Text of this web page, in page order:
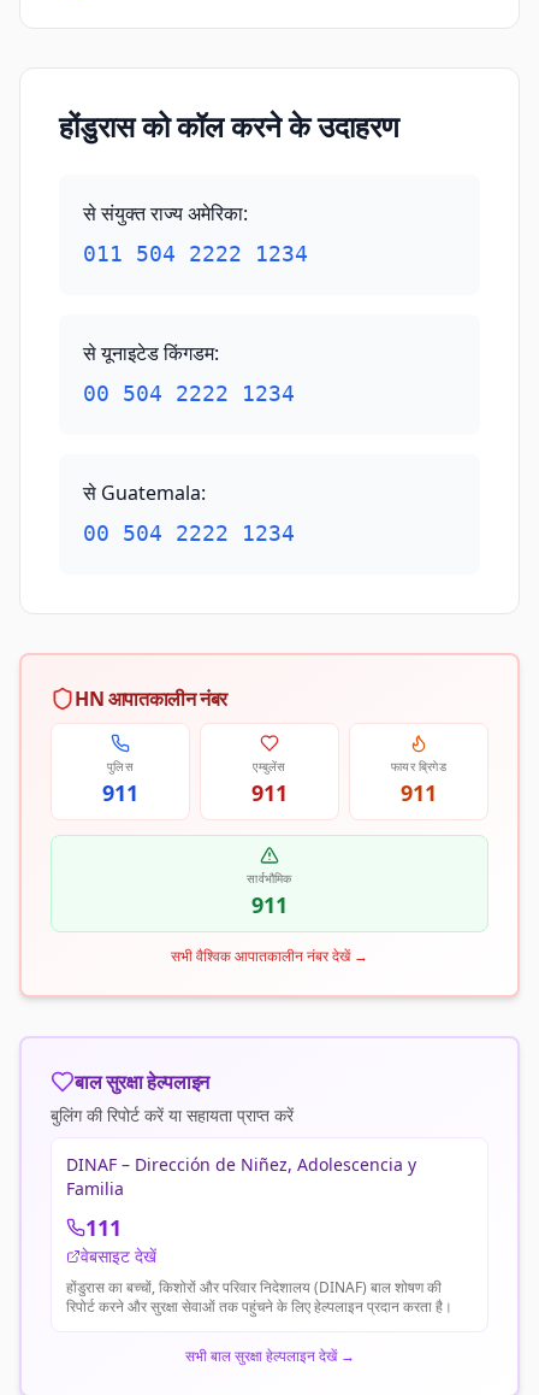
होंडुरास को कॉल करने के उदाहरण
से संयुक्त राज्य अमेरिका:
011 504 2222 1234
से यूनाइटेड किंगडम:
00 504 2222 1234
से Guatemala:
00 504 2222 1234
HN आपातकालीन नंबर
पुलिस
911
एम्बुलेंस
911
फायर ब्रिगेड
911
सार्वभौमिक
911
सभी वैश्विक आपातकालीन नंबर देखें→
बाल सुरक्षा हेल्पलाइन
बुलिंग की रिपोर्ट करें या सहायता प्राप्त करें
DINAF – Dirección de Niñez, Adolescencia y
Familia
111
वेबसाइट देखें
होंडुरास का बच्चों, किशोरों और परिवार निदेशालय (DINAF) बाल शोषण की
रिपोर्ट करने और सुरक्षा सेवाओं तक पहुंचने के लिए हेल्पलाइन प्रदान करता है।
सभी बाल सुरक्षा हेल्पलाइन देखें→